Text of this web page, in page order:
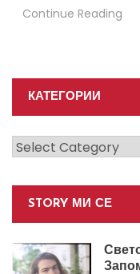
Continue Reading
КАТЕГОРИИ
Категории
STORY МИ СЕ